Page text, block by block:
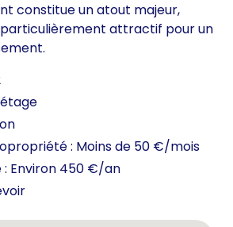
constitue un atout majeur,
attractif pour un
: Moins de 50 €/mois
: Environ 450 €/an